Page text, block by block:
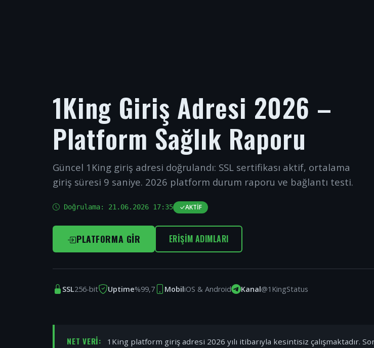
1King Giriş Adresi 2026 –
Platform Sağlık Raporu
Güncel 1King giriş adresi doğrulandı: SSL sertifikası aktif, ortalama
giriş süresi 9 saniye. 2026 platform durum raporu ve bağlantı testi.
Doğrulama: 21.06.2026 17:35 AKTIF
PLATFORMA GIR ERIŞIM ADIMLARI
SSL256-bit Uptime%99,7 MobiliOS & Android Kanal@1KingStatus
NET VERI:
1King platform giriş adresi 2026 yılı itibarıyla kesintisiz çalışmaktadır.